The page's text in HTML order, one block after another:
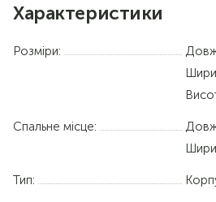
Характеристики
Розміри:
Спальне місце:
Тип: